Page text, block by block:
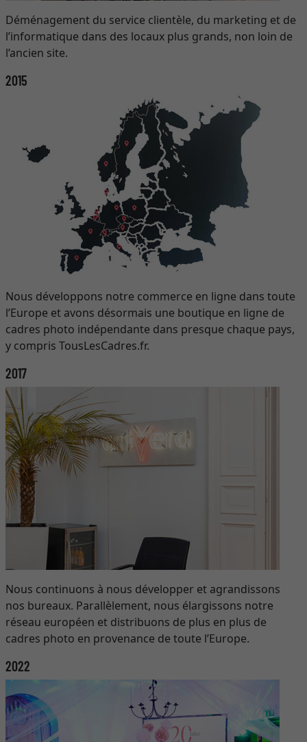
Déménagement du service clientèle, du marketing et de
l’informatique dans des locaux plus grands, non loin de
l’ancien site.
2015
Nous développons notre commerce en ligne dans toute
l’Europe et avons désormais une boutique en ligne de
cadres photo indépendante dans presque chaque pays,
y compris TousLesCadres.fr.
2017
Nous continuons à nous développer et agrandissons
nos bureaux. Parallèlement, nous élargissons notre
réseau européen et distribuons de plus en plus de
cadres photo en provenance de toute l’Europe.
2022